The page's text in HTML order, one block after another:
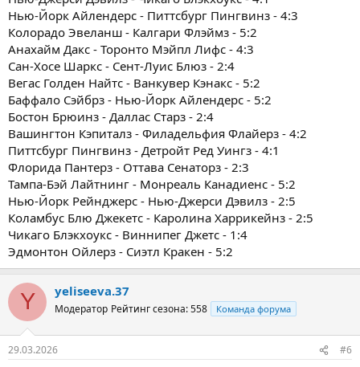
Нью-Йорк Айлендерс - Питтсбург Пингвинз - 4:3
Колорадо Эвеланш - Калгари Флэймз - 5:2
Анахайм Дакс - Торонто Мэйпл Лифс - 4:3
Сан-Хосе Шаркс - Сент-Луис Блюз - 2:4
Вегас Голден Найтс - Ванкувер Кэнакс - 5:2
Баффало Сэйбрз - Нью-Йорк Айлендерс - 5:2
Бостон Брюинз - Даллас Старз - 2:4
Вашингтон Кэпиталз - Филадельфия Флайерз - 4:2
Питтсбург Пингвинз - Детройт Ред Уингз - 4:1
Флорида Пантерз - Оттава Сенаторз - 2:3
Тампа-Бэй Лайтнинг - Монреаль Канадиенс - 5:2
Нью-Йорк Рейнджерс - Нью-Джерси Дэвилз - 2:5
Коламбус Блю Джекетс - Каролина Харрикейнз - 2:5
Чикаго Блэкхоукс - Виннипег Джетс - 1:4
Эдмонтон Ойлерз - Сиэтл Кракен - 5:2
Y yeliseeva.37
Модератор Рейтинг сезона: 558 Команда форума
29.03.2026 #6